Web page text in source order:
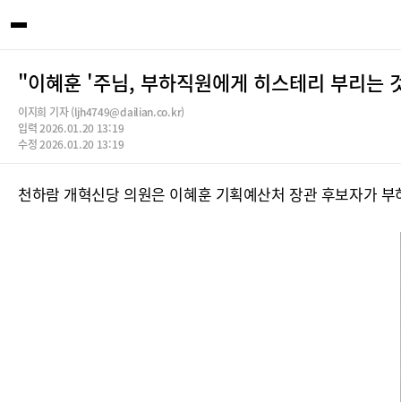
"이혜훈 '주님, 부하직원에게 히스테리 부리
이지희 기자 (ljh4749@dailian.co.kr)
입력 2026.01.20 13:19
수정 2026.01.20 13:19
천하람 개혁신당 의원은 이혜훈 기획예산처 장관 후보자가